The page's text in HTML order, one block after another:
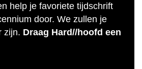
help je favoriete tijdschrift
door. We zullen je
zijn. Draag Hard//hoofd een